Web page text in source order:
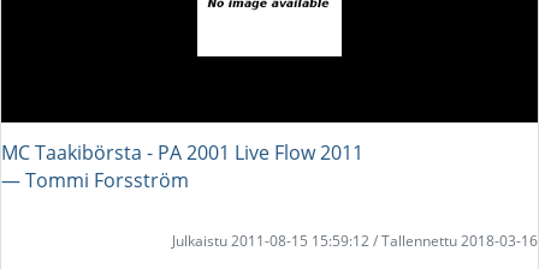
MC Taakibörsta - PA 2001 Live Flow 2011
― Tommi Forsström
Julkaistu 2011-08-15 15:59:12 / Tallennettu 2018-03-16